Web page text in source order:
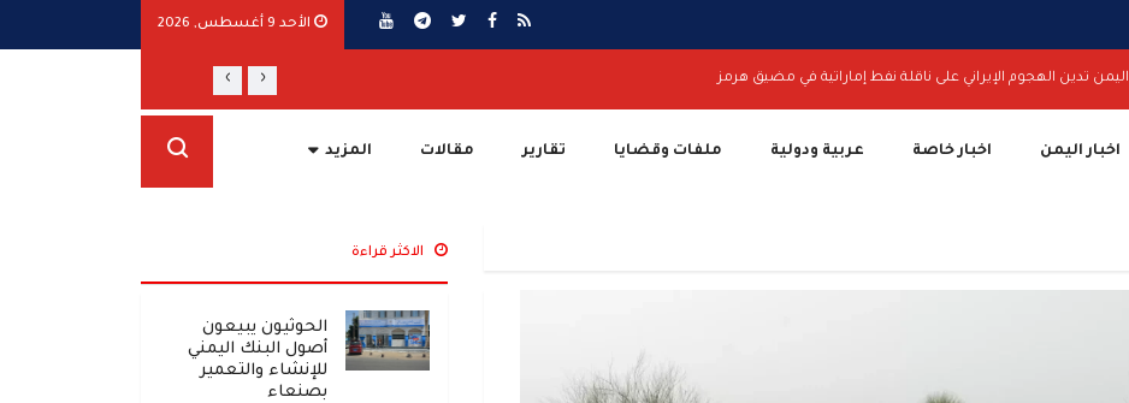
الأحد 9 أغسطس, 2026
اليمن تدين الهجوم الإيراني على ناقلة نفط إماراتية في مضيق هرمز مأرب ترفع الجاهزية وتتوعد برد حازم على
‹
›
اخبار اليمن اخبار خاصة عربية ودولية ملفات وقضايا تقارير مقالات المزيد
الاكثر قراءة
الحوثيون يبيعون
أصول البنك اليمني
للإنشاء والتعمير
بصنعاء